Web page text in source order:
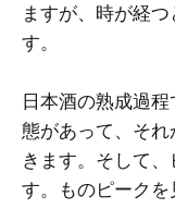
ますが、時が経
す。
日本酒の熟成過
態があって、そ
きます。そして
す。ものピークを